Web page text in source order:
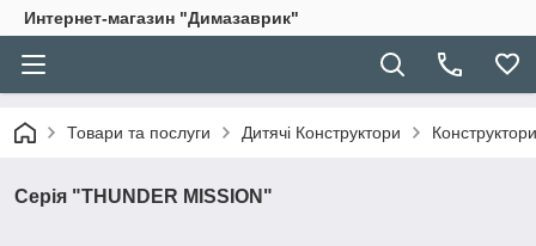
Интернет-магазин "Димазаврик"
Товари та послуги Дитячі Конструктори
Серія "THUNDER MISSION"